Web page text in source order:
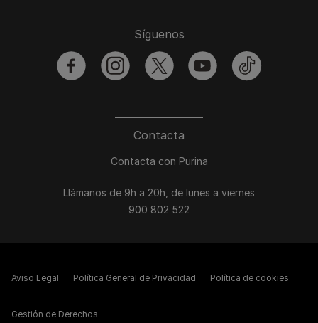
Contacta
Contacta con Purina
Llámanos de 9h a 20h, de lunes a viernes
900 802 522
Síguenos
facebookinstagramtwitter youtubetiktok
Aviso Legal Política General de Privacidad Política de cookies
Gestión de Derechos